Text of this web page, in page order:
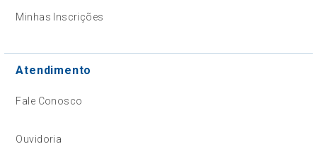
Minhas Inscrições
Atendimento
Fale Conosco
Ouvidoria